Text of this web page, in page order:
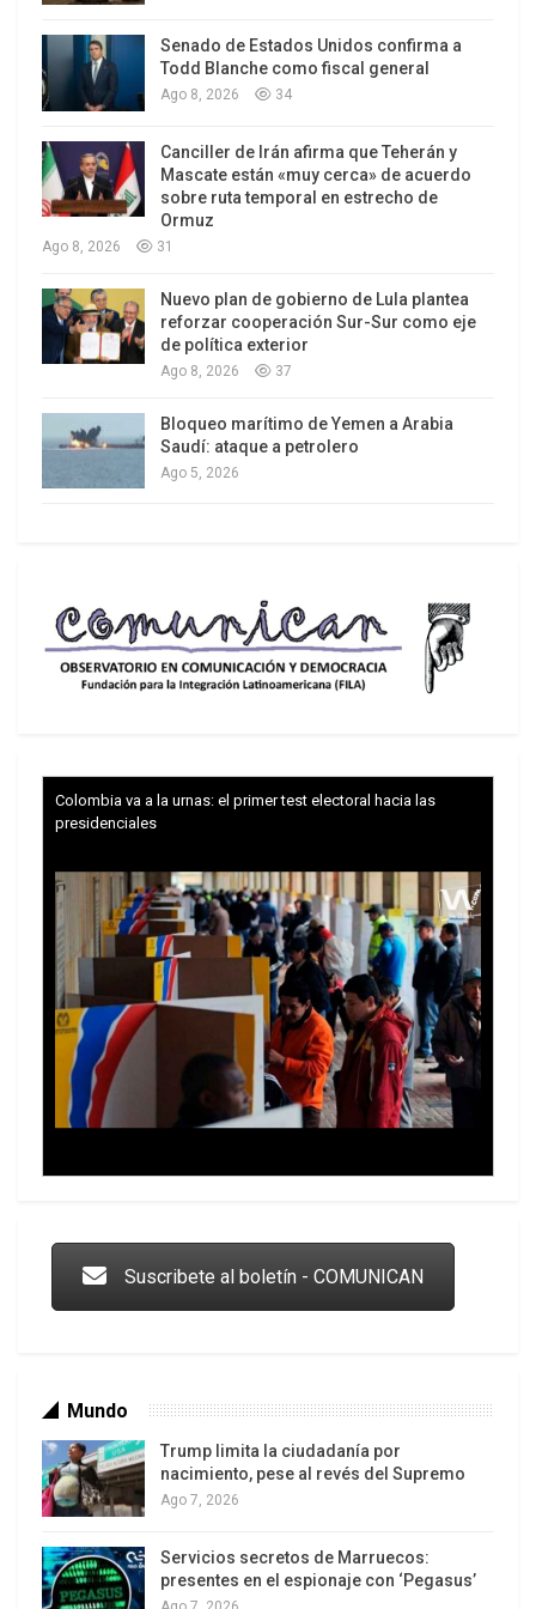
Desarrollo (PNUD) nos posiciona en el nivel de
Desarrollo Humano más alto de América Latina.
Somos un país desarrollado. ¿Qué más podíamos
pedir?
La realidad es que Chile no es un modelo para ser
replicado porque no es ni democrático ni
desarrollado. Es un país injusto, donde los
derechohabientes han sido transformados en
meros consumidores que dependen de su poder
adquisitivo relativo. Es un país de trabajadores
individualismo, agobiados y endeudados para
poder cumplir a cabalidad el nuevo rol que se les
ha asignado. Nuestra riqueza promedio de 21.590
de trabajadores asalariados que reciben el sueldo
mínimo4 o menos del mínimo (6,4%), según la
Encuesta Casen 2011. Tampoco tiene significado
barato porque solo consumen el mínimo
indispensable. La ironía es que el consumo barato
sueldos miserables de los que poco consumen.
Chile no es un país democrático porque está
regido por una constitución ilegítima, inmoral,
repudiada por todos los sectores
verdaderamente democráticos. Fue impuesta en
1980, en estado de sitio, sin registros electorales,
en un contexto de represión propio de la
dictadura. Tan importante era para Pinochet la
Concertación aceptó a espaldas del pueblo
(Portales, 2000) 5.
Senado de Estados Unidos confirma a
Todd Blanche como fiscal general
Ago 8, 2026 34
Canciller de Irán afirma que Teherán y
Mascate están «muy cerca» de acuerdo
sobre ruta temporal en estrecho de
Ormuz
Ago 8, 2026 31
Nuevo plan de gobierno de Lula plantea
reforzar cooperación Sur-Sur como eje
de política exterior
Ago 8, 2026 37
Bloqueo marítimo de Yemen a Arabia
Saudí: ataque a petrolero
Ago 5, 2026
Colombia va a la urnas: el primer test electoral hacia las
presidenciales
Los latinos le van dando la espalda a Trump
Suscribete al boletín - COMUNICAN
Mundo
Trump limita la ciudadanía por
nacimiento, pese al revés del Supremo
Ago 7, 2026
Servicios secretos de Marruecos:
presentes en el espionaje con ‘Pegasus’